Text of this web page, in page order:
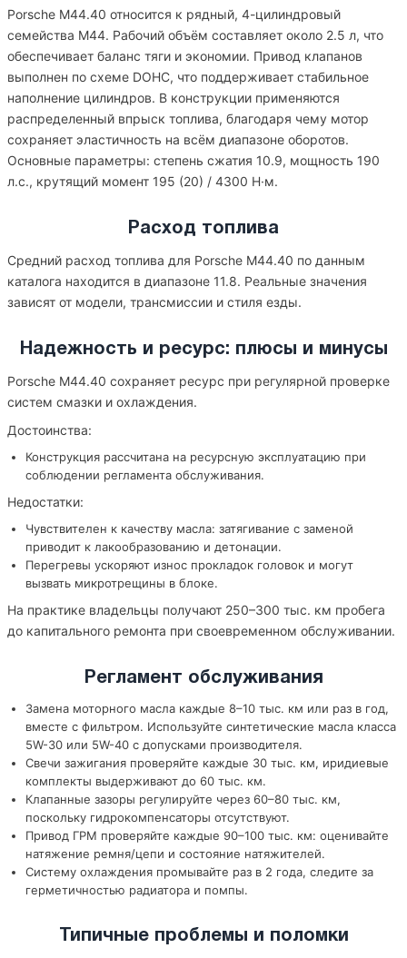
Porsche M44.40 относится к рядный, 4-цилиндровый
семейства M44. Рабочий объём составляет около 2.5 л, что
обеспечивает баланс тяги и экономии. Привод клапанов
выполнен по схеме DOHC, что поддерживает стабильное
наполнение цилиндров. В конструкции применяются
распределенный впрыск топлива, благодаря чему мотор
сохраняет эластичность на всём диапазоне оборотов.
Основные параметры: степень сжатия 10.9, мощность 190
л.с., крутящий момент 195 (20) / 4300 Н·м.
Расход топлива
Средний расход топлива для Porsche M44.40 по данным
каталога находится в диапазоне 11.8. Реальные значения
зависят от модели, трансмиссии и стиля езды.
Надежность и ресурс: плюсы и минусы
Porsche M44.40 сохраняет ресурс при регулярной проверке
систем смазки и охлаждения.
Достоинства:
Конструкция рассчитана на ресурсную эксплуатацию при
соблюдении регламента обслуживания.
Недостатки:
Чувствителен к качеству масла: затягивание с заменой
приводит к лакообразованию и детонации.
Перегревы ускоряют износ прокладок головок и могут
вызвать микротрещины в блоке.
На практике владельцы получают 250–300 тыс. км пробега
до капитального ремонта при своевременном обслуживании.
Регламент обслуживания
Замена моторного масла каждые 8–10 тыс. км или раз в год,
вместе с фильтром. Используйте синтетические масла класса
5W-30 или 5W-40 с допусками производителя.
Свечи зажигания проверяйте каждые 30 тыс. км, иридиевые
комплекты выдерживают до 60 тыс. км.
Клапанные зазоры регулируйте через 60–80 тыс. км,
поскольку гидрокомпенсаторы отсутствуют.
Привод ГРМ проверяйте каждые 90–100 тыс. км: оценивайте
натяжение ремня/цепи и состояние натяжителей.
Систему охлаждения промывайте раз в 2 года, следите за
герметичностью радиатора и помпы.
Типичные проблемы и поломки